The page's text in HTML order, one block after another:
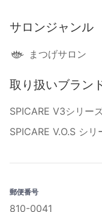
サロンジャンル
まつげサロン
取り扱いブラン
SPICARE V3シリー
SPICARE V.O.S シリ
郵便番号
810-0041